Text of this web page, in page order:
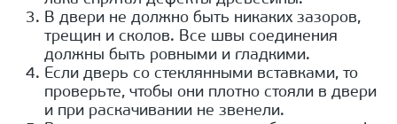
В двери не должно быть никаких зазоров,
трещин и сколов. Все швы соединения
должны быть ровными и гладкими.
Если дверь со стеклянными вставками, то
проверьте, чтобы они плотно стояли в двери
и при раскачивании не звенели.